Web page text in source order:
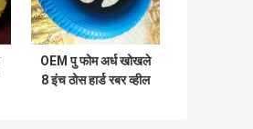
OEM पु फोम अर्ध खोखले
8 इंच ठोस हार्ड रबर व्हील